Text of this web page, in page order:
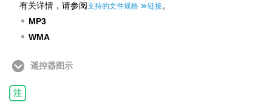
有关详情，请参阅支持的文件规格 链接。
MP3
WMA
遥控器图示
注